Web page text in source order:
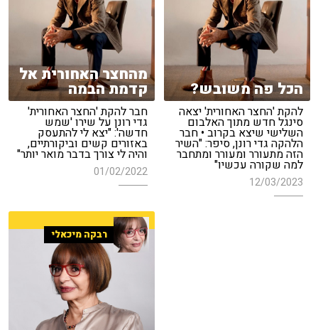
הכל פה משובש?
להקת 'החצר האחורית' יצאה
סינגל חדש מתוך האלבום
השלישי שיצא בקרוב • חבר
הלהקה גדי רונן, סיפר: "השיר
הזה מתעורר ומעורר ומתחבר
למה שקורה עכשיו"
12/03/2023
מהחצר האחורית אל
קדמת הבמה
חבר להקת 'החצר האחורית'
גדי רונן על שירו 'שמש
חדשה': "יצא לי להתעסק
באזורים קשים וביקורתיים,
והיה לי צורך בדבר מואר יותר"
01/02/2022
רבקה מיכאלי